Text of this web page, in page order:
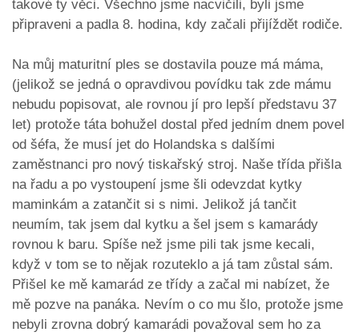
takové ty věci. Všechno jsme nacvičili, byli jsme
připraveni a padla 8. hodina, kdy začali přijíždět rodiče.
Na můj maturitní ples se dostavila pouze má máma,
(jelikož se jedná o opravdivou povídku tak zde mámu
nebudu popisovat, ale rovnou jí pro lepší představu 37
let) protože táta bohužel dostal před jedním dnem povel
od šéfa, že musí jet do Holandska s dalšími
zaměstnanci pro nový tiskařský stroj. Naše třída přišla
na řadu a po vystoupení jsme šli odevzdat kytky
maminkám a zatančit si s nimi. Jelikož já tančit
neumím, tak jsem dal kytku a šel jsem s kamarády
rovnou k baru. Spíše než jsme pili tak jsme kecali,
když v tom se to nějak rozuteklo a já tam zůstal sám.
Přišel ke mě kamarád ze třídy a začal mi nabízet, že
mě pozve na panáka. Nevím o co mu šlo, protože jsme
nebyli zrovna dobrý kamarádi považoval sem ho za